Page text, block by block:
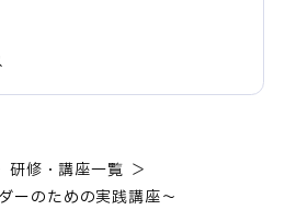
研修・講座一覧
ーのための実践講座～